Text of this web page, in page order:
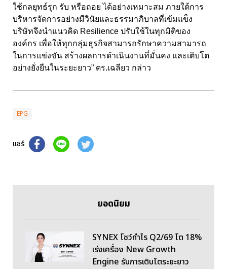
ใช้กลยุทธ์รุก รับ หรือถอย ได้อย่างเหมาะสม ภายใต้การ
บริหารจัดการอย่างมีวินัยและธรรมาภิบาลที่เข้มแข็ง
บริษัทจึงนำแนวคิด Resilience ปรับใช้ในทุกมิติของ
องค์กร เพื่อให้ทุกกลุ่มธุรกิจสามารถรักษาความสามารถ
ในการแข่งขัน สร้างผลการดำเนินงานที่มั่นคง และเติบโต
อย่างยั่งยืนในระยะยาว” ดร.เฉลียว กล่าว
EPG
แชร์
ยอดนิยม
SYNEX โชว์กำไร Q2/69 โต 18%
เร่งเครื่อง New Growth
Engine รับการเติบโตระยะยาว